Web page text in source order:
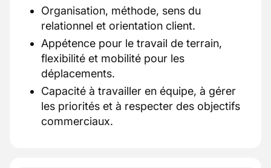
Organisation, méthode, sens du
relationnel et orientation client.
Appétence pour le travail de terrain,
flexibilité et mobilité pour les
déplacements.
Capacité à travailler en équipe, à gérer
les priorités et à respecter des objectifs
commerciaux.